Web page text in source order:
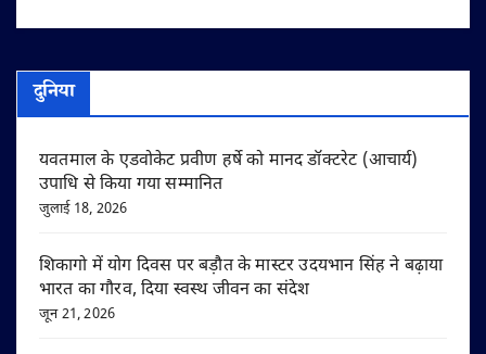
दुनिया
यवतमाल के एडवोकेट प्रवीण हर्षे को मानद डॉक्टरेट (आचार्य)
उपाधि से किया गया सम्मानित
जुलाई 18, 2026
शिकागो में योग दिवस पर बड़ौत के मास्टर उदयभान सिंह ने बढ़ाया
भारत का गौरव, दिया स्वस्थ जीवन का संदेश
जून 21, 2026